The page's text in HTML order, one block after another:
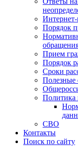
Порядок
Прием
Порядок
Сроки
Полезные
Политика
СВО
Контакты
Поиск по сайту